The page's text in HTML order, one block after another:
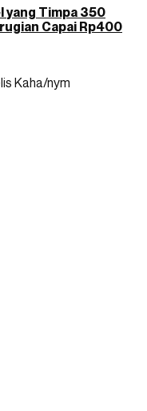
yang Timpa 350
Capai Rp400
Kaha/nym